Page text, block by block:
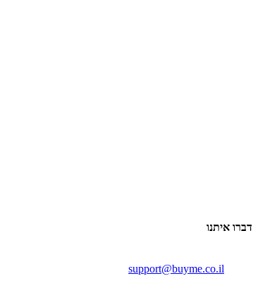
דברו איתנו
support@buyme.co.il